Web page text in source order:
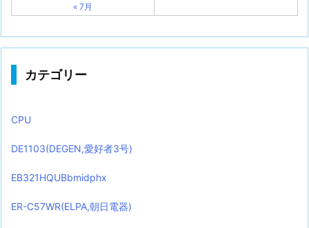
« 7月
カテゴリー
CPU
DE1103(DEGEN,愛好者3号)
EB321HQUBbmidphx
ER-C57WR(ELPA,朝日電器)